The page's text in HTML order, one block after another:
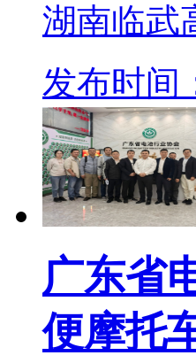
湖南临武
发布时间
广东省
便摩托